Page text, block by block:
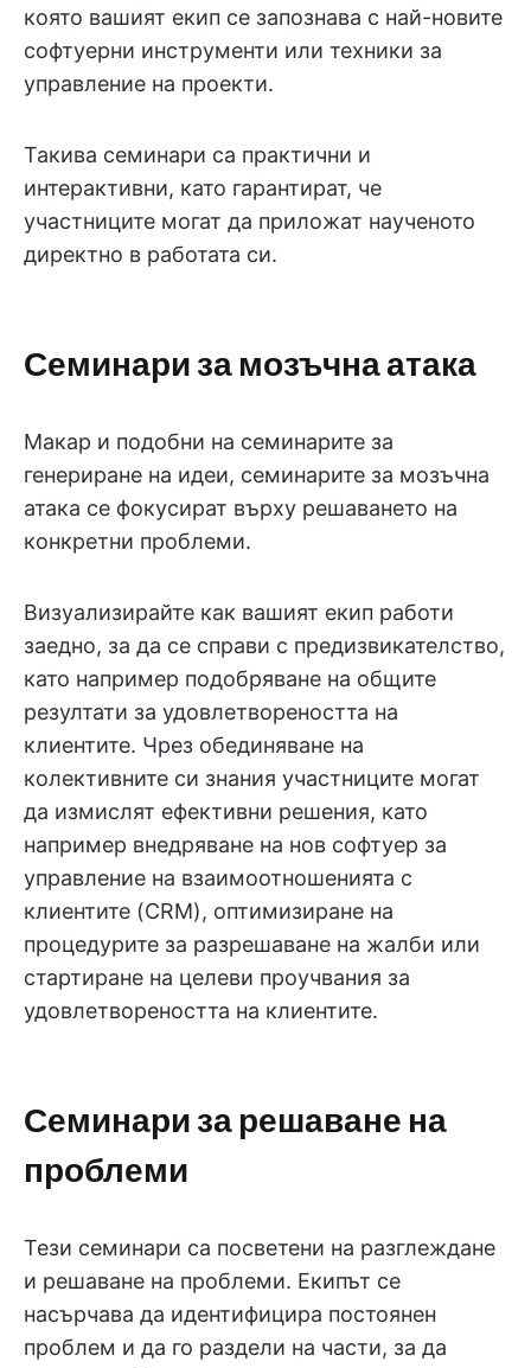
която вашият екип се запознава с най-новите
софтуерни инструменти или техники за
управление на проекти.
Такива семинари са практични и
интерактивни, като гарантират, че
участниците могат да приложат наученото
директно в работата си.
Семинари за мозъчна атака
Макар и подобни на семинарите за
генериране на идеи, семинарите за мозъчна
атака се фокусират върху решаването на
конкретни проблеми.
Визуализирайте как вашият екип работи
заедно, за да се справи с предизвикателство,
като например подобряване на общите
резултати за удовлетвореността на
клиентите. Чрез обединяване на
колективните си знания участниците могат
да измислят ефективни решения, като
например внедряване на нов софтуер за
управление на взаимоотношенията с
клиентите (CRM), оптимизиране на
процедурите за разрешаване на жалби или
стартиране на целеви проучвания за
удовлетвореността на клиентите.
Семинари за решаване на
проблеми
Тези семинари са посветени на разглеждане
и решаване на проблеми. Екипът се
насърчава да идентифицира постоянен
проблем и да го раздели на части, за да